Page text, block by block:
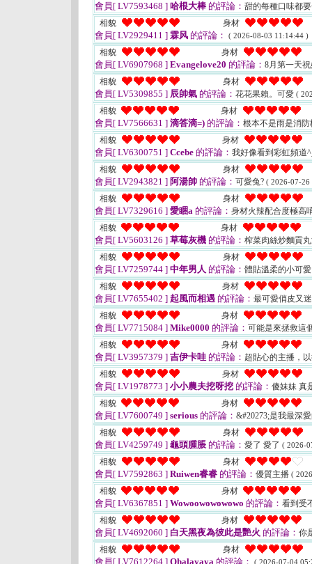
會員[ LV7593468 ] 哈根大棒 的評論： 甜的每種口味都
相貌
身材
會員[ LV2929411 ] 霖风 的評論： ( 2026-08-03 11:14:44 )
相貌 身材
會員[ LV6907968 ] Evangelove20 的評論： 8月第一天
相貌
身材
會員[ LV5309855 ] 辰帥氣 的評論： 花花果賴。可愛 (
相貌 身材
會員[ LV7566631 ] 滴答滴=) 的評論： 根本不是雨是消
相貌
身材
會員[ LV6300751 ] Ccebe 的評論： 我好像看到彩虹頻道
相貌
身材
會員[ LV2943821 ] 阿湯帥 的評論： 可愛兔? ( 2026-07-26
相貌 身材
會員[ LV7329616 ] 愛睏a 的評論： 身材火辣配合度極高
相貌
身材
會員[ LV5603126 ] 草莓灰機 的評論： 榨菜肉絲炒麵貢
相貌
身材
會員[ LV7259744 ] 中年男人 的評論： 體貼溫柔的小可
相貌
身材
會員[ LV7655402 ] 起風而相遇 的評論： 最可愛俏皮又
相貌
身材
會員[ LV7715084 ] Mike0000 的評論： 可能是來拯救這
相貌
身材
會員[ LV3957379 ] 吉伊卡哇 的評論： 超貼心的主播，
相貌
身材
會員[ LV1978773 ] 小小農夫挖呀挖 的評論： 傻妹妹 真
相貌
身材
會員[ LV7600749 ] serious 的評論： &#20273;是我最深
相貌
身材
會員[ LV4259749 ] 龜頭腫脹 的評論： 愛了 愛了 ( 2026-
相貌 身材
會員[ LV7592863 ] Ruiwen睿睿 的評論： 優質主播 (
相貌 身材
會員[ LV6367851 ] Wowoowowowowo 的評論： 看到受
相貌
身材
會員[ LV4692060 ] 白天黑夜為彼此是艷火 的評論： 你
相貌
身材
會員[ LV7612264 ] Ohalayaya 的評論： ( 2026-07-04